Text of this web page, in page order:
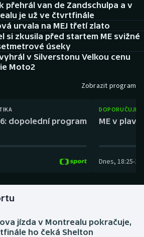
přehrál van de Zandschulpa a v
je už ve čtvrtfinále
urvala na MEJ třetí zlato
si zkusila před startem ME svižné
úseky
v Silverstonu Velkou cenu
Moto2
Zobrazit program
dopolední program ME v
Dnes, 18:25-
jízda v Montrealu pokračuje,
ho čeká Shelton